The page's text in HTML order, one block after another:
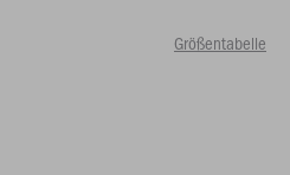
Größentabelle